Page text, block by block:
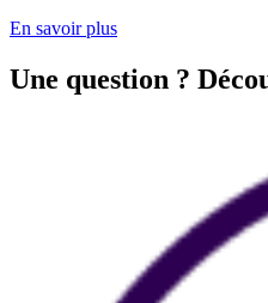
En savoir plus
Une question ?